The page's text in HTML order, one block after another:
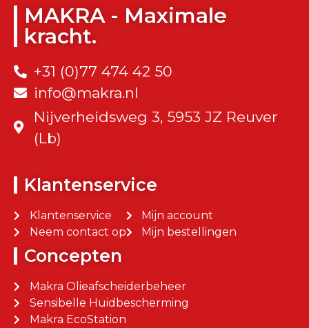
MAKRA - Maximale
kracht.
+31 (0)77 474 42 50
info@makra.nl
Nijverheidsweg 3, 5953 JZ Reuver
(Lb)
Klantenservice
Klantenservice
Neem contact op
Mijn account
Mijn bestellingen
Concepten
Makra Olieafscheiderbeheer
Sensibelle Huidbescherming
Makra EcoStation